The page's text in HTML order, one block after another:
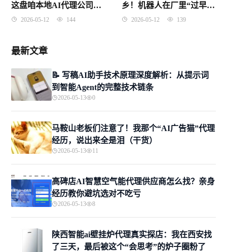
这盘咱本地AI代理公司真
的杀拢了！
2026-05-12 144
乡！机器人在厂里“过早”
都比我们利索？
2026-05-12 139
最新文章
📝 写稿AI助手技术原理深度解析：从提示词
到智能Agent的完整技术链条
2026-05-13 0
马鞍山老板们注意了！我那个“AI广告猫”代理
经历，说出来全是泪（干货）
2026-05-13 11
高碑店AI智慧空气能代理供应商怎么找？亲身
经历教你避坑选对不吃亏
2026-05-13 8
陕西智能ai壁挂炉代理真实探店：我在西安找
了三天，最后被这个“会思考”的炉子圈粉了